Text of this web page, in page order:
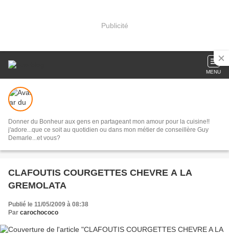
Publicité
MENU
Donner du Bonheur aux gens en partageant mon amour pour la cuisine!!
j'adore...que ce soit au quotidien ou dans mon métier de conseillère Guy
Demarle...et vous?
CLAFOUTIS COURGETTES CHEVRE A LA
GREMOLATA
Publié le 11/05/2009 à 08:38
Par carochococo